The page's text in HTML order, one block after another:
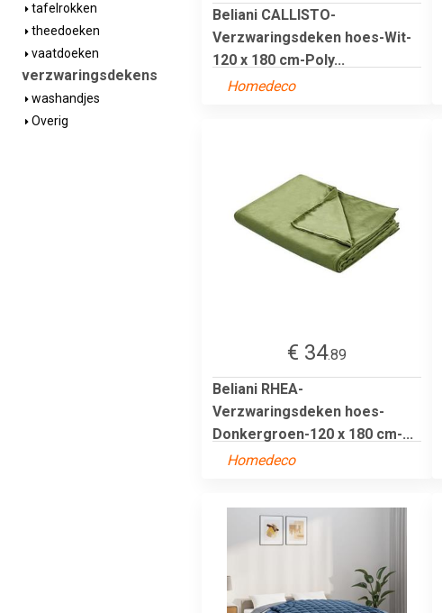
tafelrokken
theedoeken
vaatdoeken
verzwaringsdekens
washandjes
Overig
Beliani CALLISTO-
Verzwaringsdeken hoes-Wit-
120 x 180 cm-Poly...
Homedeco
€ 34.89
Beliani RHEA-
Verzwaringsdeken hoes-
Donkergroen-120 x 180 cm-...
Homedeco